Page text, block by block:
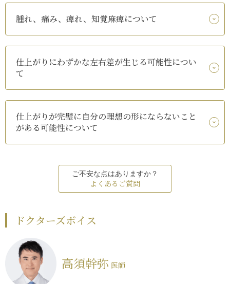
腫れ、痛み、痺れ、知覚麻痺について
仕上がりにわずかな左右差が生じる可能性につい
て
仕上がりが完璧に自分の理想の形にならないこと
がある可能性について
ご不安な点はありますか？
よくあるご質問
ドクターズボイス
高須幹弥 医師